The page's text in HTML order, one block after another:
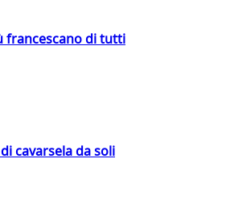
francescano di tutti
cavarsela da soli